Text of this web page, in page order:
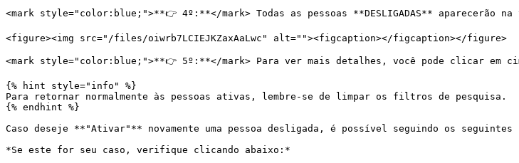
<mark style="color:blue;">**👉 4º:**</mark> Todas as pessoas **DESLIGADAS** aparecerão na
<figure><img src="/files/oiwrb7LCIEJKZaxAaLwc" alt=""><figcaption></figcaption></figure>
<mark style="color:blue;">**👉 5º:**</mark> Para ver mais detalhes, você pode clicar em
{% hint style="info" %}
Para retornar normalmente às pessoas ativas, lembre-se de limpar os filtros de pesquisa.
{% endhint %}
Caso deseje **"Ativar"** novamente uma pessoa desligada, é possível seguindo os
*Se este for seu caso, verifique clicando abaixo:*